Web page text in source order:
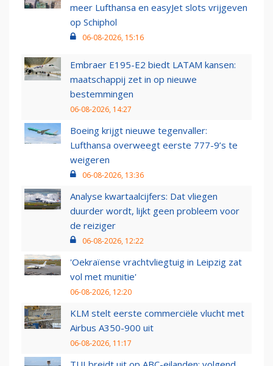
meer Lufthansa en easyJet slots vrijgeven
op Schiphol
06-08-2026, 15:16
Embraer E195-E2 biedt LATAM kansen:
maatschappij zet in op nieuwe
bestemmingen
06-08-2026, 14:27
Boeing krijgt nieuwe tegenvaller:
Lufthansa overweegt eerste 777-9’s te
weigeren
06-08-2026, 13:36
Analyse kwartaalcijfers: Dat vliegen
duurder wordt, lijkt geen probleem voor
de reiziger
06-08-2026, 12:22
'Oekraïense vrachtvliegtuig in Leipzig zat
vol met munitie'
06-08-2026, 12:20
KLM stelt eerste commerciële vlucht met
Airbus A350-900 uit
06-08-2026, 11:17